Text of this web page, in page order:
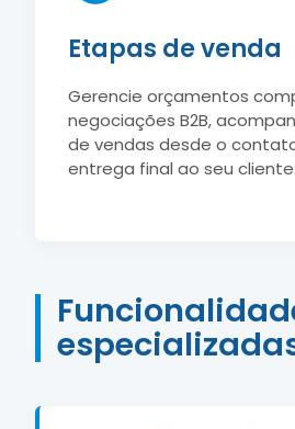
Etapas de venda
Gerencie orçamentos
negociações B2B,
de vendas desde o
entrega final ao seu cliente.